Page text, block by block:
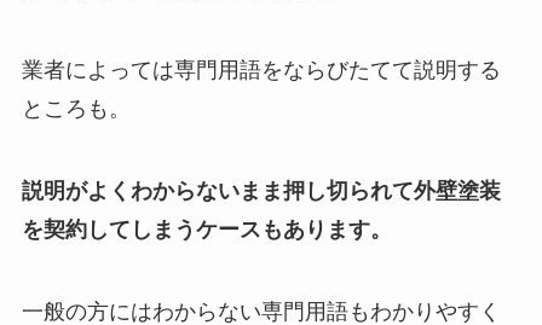
業者によっては専門用語をならびたてて説明する
ところも。
説明がよくわからないまま押し切られて外壁塗装
を契約してしまうケースもあります。
一般の方にはわからない専門用語もわかりやすく